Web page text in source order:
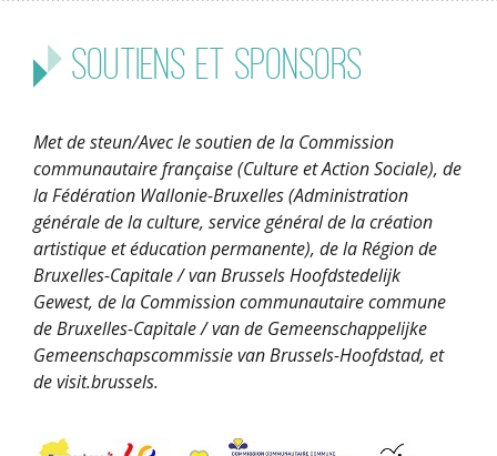
Soutiens et sponsors
Met de steun/Avec le soutien de la Commission
communautaire française (Culture et Action Sociale), de
la Fédération Wallonie-Bruxelles (Administration
générale de la culture, service général de la création
artistique et éducation permanente), de la Région de
Bruxelles-Capitale / van Brussels Hoofdstedelijk
Gewest, de la Commission communautaire commune
de Bruxelles-Capitale / van de Gemeenschappelijke
Gemeenschapscommissie van Brussels-Hoofdstad, et
de visit.brussels.